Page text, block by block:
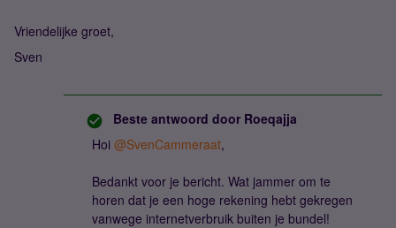
Vriendelijke groet,
Sven
Beste antwoord door Roeqajja
Hoi @SvenCammeraat,
Bedankt voor je bericht. Wat jammer om te
horen dat je een hoge rekening hebt gekregen
vanwege internetverbruik buiten je bundel!